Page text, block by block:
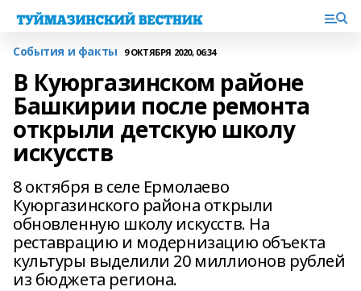
События и факты 9 ОКТЯБРЯ 2020, 06:34
В Куюргазинском районе
Башкирии после ремонта
открыли детскую школу
искусств
8 октября в селе Ермолаево
Куюргазинского района открыли
обновленную школу искусств. На
реставрацию и модернизацию объекта
культуры выделили 20 миллионов рублей
из бюджета региона.